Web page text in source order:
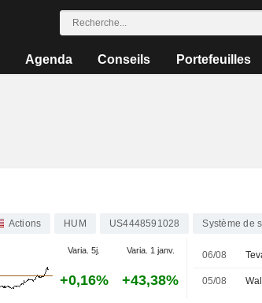
Agenda Conseils Portefeuilles
Actions HUM US4448591028 Système de
Varia. 5j. Varia. 1 janv.
+0,16% +43,38%
06/08
05/08